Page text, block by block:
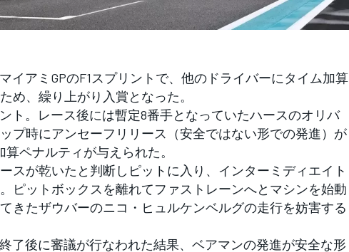
イアミGPのF1スプリントで、他のドライバーにタイム加算
め、繰り上がり入賞となった。
ト。レース後には暫定8番手となっていたハースのオリバ
プ時にアンセーフリリース（安全ではない形での発進）が
ペナルティが与えられた。
スが乾いたと判断しピットに入り、インターミディエイト
ピットボックスを離れてファストレーンへとマシンを始動
きたザウバーのニコ・ヒュルケンベルグの走行を妨害する
了後に審議が行なわれた結果、ベアマンの発進が安全な形